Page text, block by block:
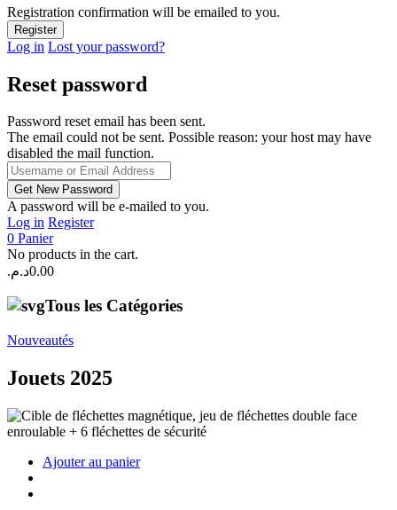
Registration confirmation will be emailed to you.
Log in Lost your password?
Reset password
Password reset email has been sent.
The email could not be sent. Possible reason: your host may have
disabled the mail function.
A password will be e-mailed to you.
Log in Register
0 Panier
No products in the cart.
0.00د.م.
Tous les Catégories
Nouveautés
Jouets 2025
Ajouter au panier